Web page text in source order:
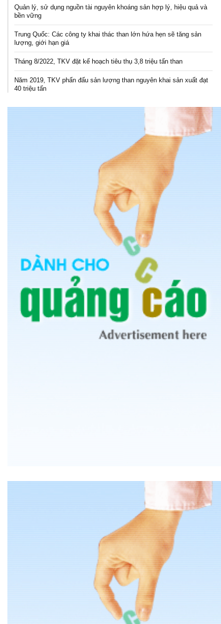
Quản lý, sử dụng nguồn tài nguyên khoáng sản hợp lý, hiệu quả và
bền vững
Trung Quốc: Các công ty khai thác than lớn hứa hẹn sẽ tăng sản
lượng, giới hạn giá
Tháng 8/2022, TKV đặt kế hoạch tiêu thụ 3,8 triệu tấn than
Năm 2019, TKV phấn đấu sản lượng than nguyên khai sản xuất đạt
40 triệu tấn